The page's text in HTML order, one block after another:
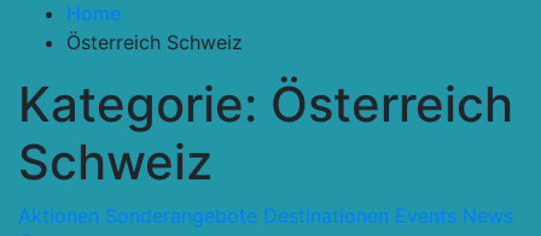
Home
Österreich Schweiz
Kategorie: Österreich
Schweiz
Aktionen Sonderangebote Destinationen Events News